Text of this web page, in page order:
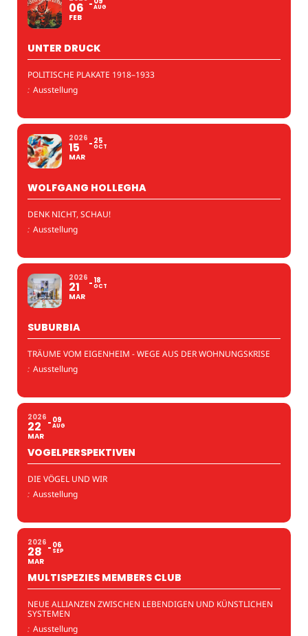
06
FEB
AUG
UNTER DRUCK
POLITISCHE PLAKATE 1918–1933
: Ausstellung
2026
15
MAR
25
OCT
WOLFGANG HOLLEGHA
DENK NICHT, SCHAU!
: Ausstellung
2026
21
MAR
18
OCT
SUBURBIA
TRÄUME VOM EIGENHEIM - WEGE AUS DER WOHNUNGSKRISE
: Ausstellung
2026
22
MAR
09
AUG
VOGELPERSPEKTIVEN
DIE VÖGEL UND WIR
: Ausstellung
2026
28
MAR
06
SEP
MULTISPEZIES MEMBERS CLUB
NEUE ALLIANZEN ZWISCHEN LEBENDIGEN UND KÜNSTLICHEN
SYSTEMEN
: Ausstellung